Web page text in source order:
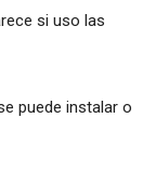
si uso las
puede instalar o